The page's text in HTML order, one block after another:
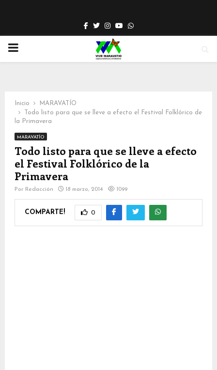
Facebook
TwitterInstagram
YoutubeWhatsapp
PRIMARY
Inicio
MARAVATÍO
Todo listo para que se lleve a efecto el Festival Folklórico de
la Primavera
MARAVATÍO
Todo listo para que se lleve a efecto
el Festival Folklórico de la
Primavera
Por Redacción 18 marzo, 2014 1099
COMPARTE! 0